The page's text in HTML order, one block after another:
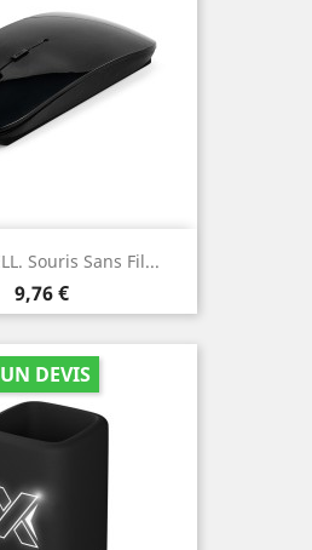
Souris Sans Fil...
Prix
9,76 €
DEVIS